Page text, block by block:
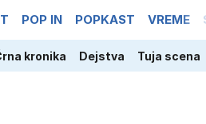
POP IN POPKAST VREME
kronika Dejstva Tuja scena